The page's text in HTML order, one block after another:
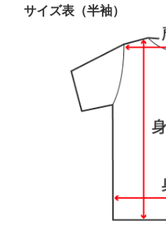
サイズ表（半袖）